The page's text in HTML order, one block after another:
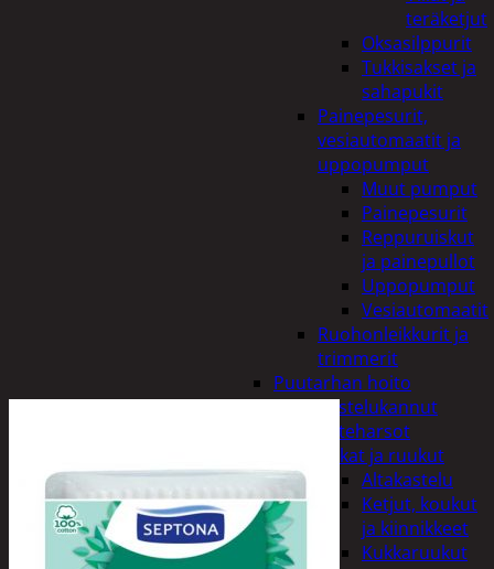
teräketjut
Oksasilppurit
Tukkisakset ja
sahapukit
Painepesurit,
vesiautomaatit ja
uppopumput
Muut pumput
Painepesurit
Reppuruiskut
ja painepullot
Uppopumput
Vesiautomaatit
Ruohonleikkurit ja
trimmerit
Puutarhan hoito
Kastelukannut
Kateharsot
Kukat ja ruukut
Altakastelu
Ketjut, koukut
ja kiinnikkeet
Kukkaruukut